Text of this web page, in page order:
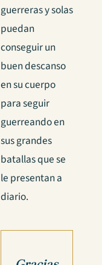
guerreras y solas
puedan
conseguir un
buen descanso
en su cuerpo
para seguir
guerreando en
sus grandes
batallas que se
le presentan a
diario.